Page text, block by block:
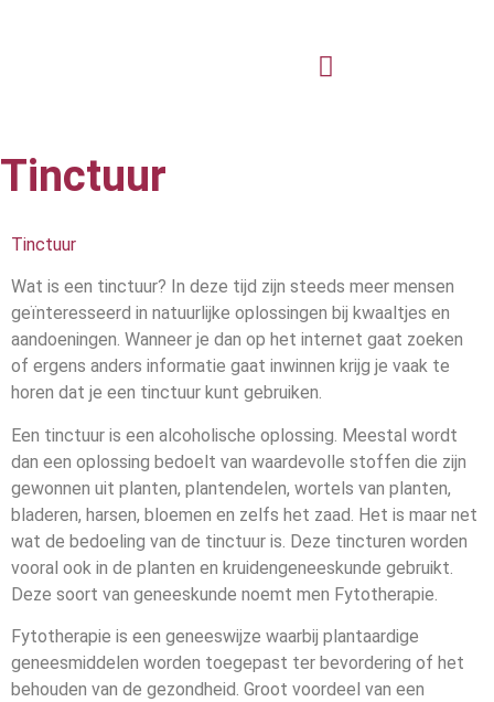
Tinctuur
Tinctuur
Wat is een tinctuur? In deze tijd zijn steeds meer mensen
geïnteresseerd in natuurlijke oplossingen bij kwaaltjes en
aandoeningen. Wanneer je dan op het internet gaat zoeken
of ergens anders informatie gaat inwinnen krijg je vaak te
horen dat je een tinctuur kunt gebruiken.
Een tinctuur is een alcoholische oplossing. Meestal wordt
dan een oplossing bedoelt van waardevolle stoffen die zijn
gewonnen uit planten, plantendelen, wortels van planten,
bladeren, harsen, bloemen en zelfs het zaad. Het is maar net
wat de bedoeling van de tinctuur is. Deze tincturen worden
vooral ook in de planten en kruidengeneeskunde gebruikt.
Deze soort van geneeskunde noemt men Fytotherapie.
Fytotherapie is een geneeswijze waarbij plantaardige
geneesmiddelen worden toegepast ter bevordering of het
behouden van de gezondheid. Groot voordeel van een